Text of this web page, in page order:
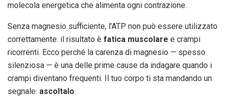
molecola energetica che alimenta ogni contrazione.
Senza magnesio sufficiente, l’ATP non può essere utilizzato
correttamente: il risultato è fatica muscolare e crampi
ricorrenti. Ecco perché la carenza di magnesio — spesso
silenziosa — è una delle prime cause da indagare quando i
crampi diventano frequenti. Il tuo corpo ti sta mandando un
segnale: ascoltalo.